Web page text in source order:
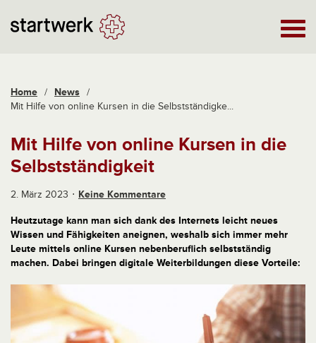
Home / News /
Mit Hilfe von online Kursen in die Selbstständigke...
Mit Hilfe von online Kursen in die
Selbstständigkeit
2. März 2023 Keine Kommentare
Heutzutage kann man sich dank des Internets leicht neues
Wissen und Fähigkeiten aneignen, weshalb sich immer mehr
Leute mittels online Kursen nebenberuflich selbstständig
machen. Dabei bringen digitale Weiterbildungen diese Vorteile: